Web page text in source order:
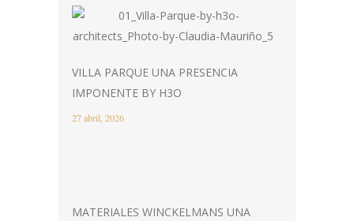
VILLA PARQUE UNA PRESENCIA
IMPONENTE BY H3O
27 abril, 2026
MATERIALES WINCKELMANS UNA